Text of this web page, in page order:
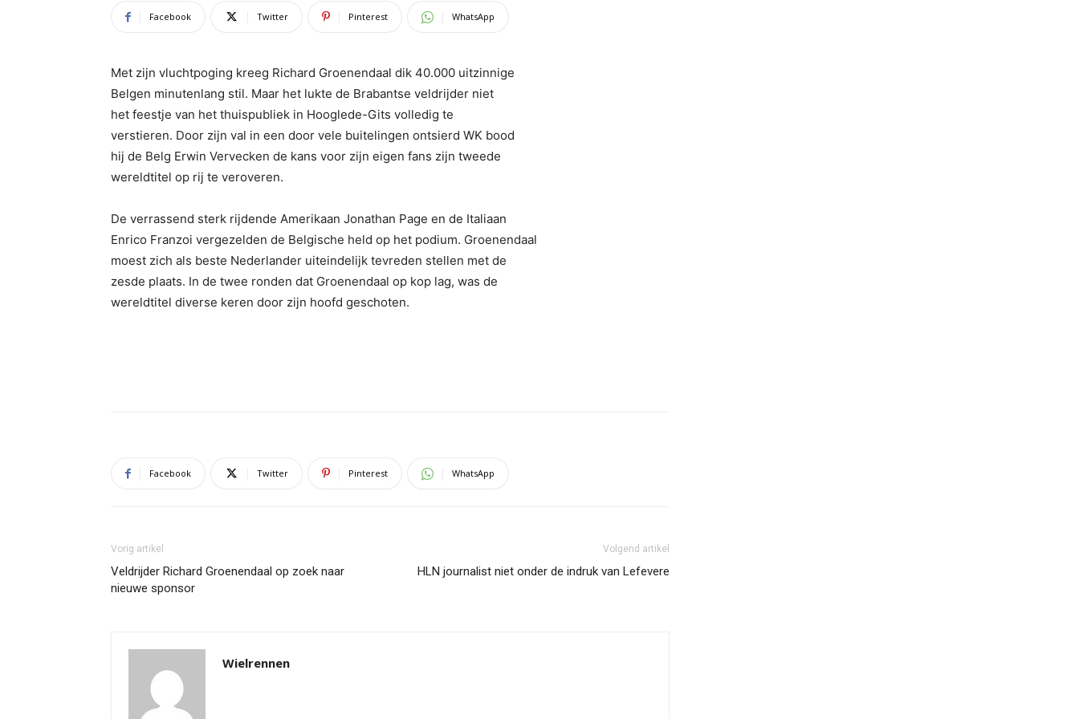
Facebook Twitter Pinterest WhatsApp
Met zijn vluchtpoging kreeg Richard Groenendaal dik 40.000 uitzinnige
Belgen minutenlang stil. Maar het lukte de Brabantse veldrijder niet
het feestje van het thuispubliek in Hooglede-Gits volledig te
verstieren. Door zijn val in een door vele buitelingen ontsierd WK bood
hij de Belg Erwin Vervecken de kans voor zijn eigen fans zijn tweede
wereldtitel op rij te veroveren.
De verrassend sterk rijdende Amerikaan Jonathan Page en de Italiaan
Enrico Franzoi vergezelden de Belgische held op het podium. Groenendaal
moest zich als beste Nederlander uiteindelijk tevreden stellen met de
zesde plaats. In de twee ronden dat Groenendaal op kop lag, was de
wereldtitel diverse keren door zijn hoofd geschoten.
Facebook Twitter Pinterest WhatsApp
Vorig artikel
Veldrijder Richard Groenendaal op zoek naar
nieuwe sponsor
Volgend artikel
HLN journalist niet onder de indruk van Lefevere
Wielrennen